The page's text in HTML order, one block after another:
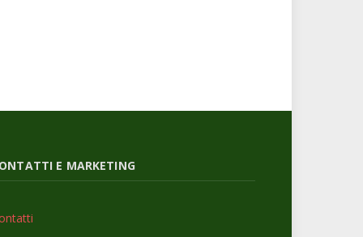
E MARKETING